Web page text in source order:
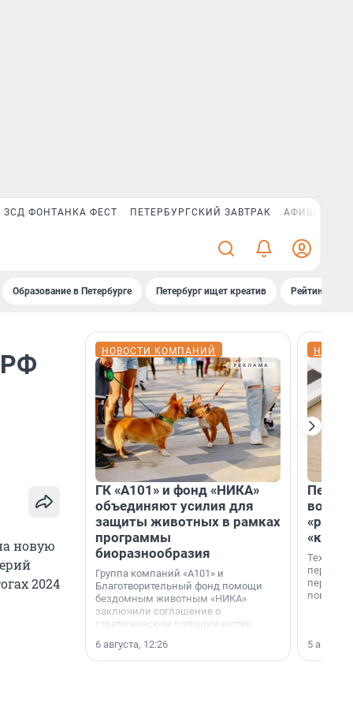
ЗСД ФОНТАНКА ФЕСТ ПЕТЕРБУРГСКИЙ ЗАВТРАК АФИША PLUS
Образование в Петербурге Петербург ищет креатив Рейтинги
РФ
новую
2024
НОВОСТИ КОМПАНИЙ
ГК «А101» и фонд «НИКА»
объединяют усилия для
защиты животных в рамках
программы
биоразнообразия
Группа компаний «А101» и
Благотворительный фонд помощи
бездомным животным «НИКА»
заключили соглашение о
стратегическом сотрудничестве.
6 августа, 12:26
5